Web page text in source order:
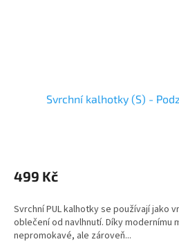
Svrchní kalhotky (S) -
499 Kč
Svrchní PUL kalhotky se používají jako
oblečení od navlhnutí. Díky modernímu
nepromokavé, ale zároveň...